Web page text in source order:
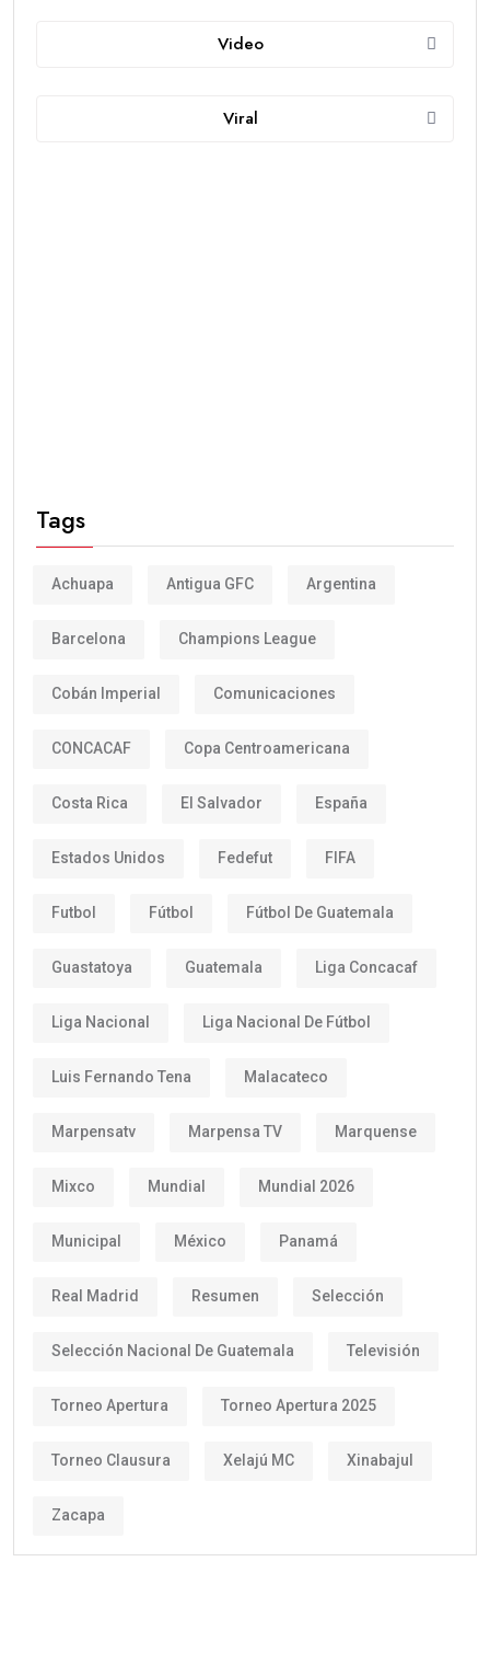
Video
Viral
Tags
Achuapa Antigua GFC Argentina
Barcelona Champions League
Cobán Imperial Comunicaciones
CONCACAF Copa Centroamericana
Costa Rica El Salvador España
Estados Unidos Fedefut FIFA
Futbol Fútbol Fútbol De Guatemala
Guastatoya Guatemala Liga Concacaf
Liga Nacional Liga Nacional De Fútbol
Luis Fernando Tena Malacateco
Marpensatv Marpensa TV Marquense
Mixco Mundial Mundial 2026
Municipal México Panamá
Real Madrid Resumen Selección
Selección Nacional De Guatemala Televisión
Torneo Apertura Torneo Apertura 2025
Torneo Clausura Xelajú MC Xinabajul
Zacapa